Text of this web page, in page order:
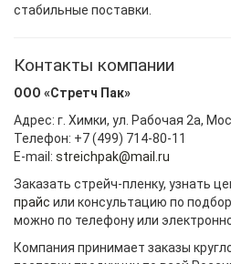
стабильные поставки.
Контакты компании
ООО «Стретч Пак»
Адрес: г. Химки, ул. Рабочая 2а,
Телефон: +7 (499) 714-80-11
E-mail: streichpak@mail.ru
Заказать стрейч-пленку, узнать
прайс или консультацию по
можно по телефону или
Компания принимает заказы